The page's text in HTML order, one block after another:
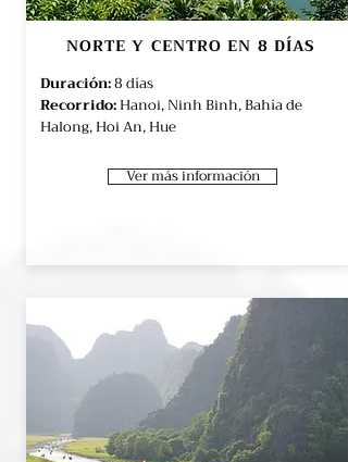
NORTE Y CENTRO EN 8 DÍAS
Duración:8días
Recorrido:Hanoi, Ninh Binh, Bahía de
Halong, Hoi An, Hue
Ver más información